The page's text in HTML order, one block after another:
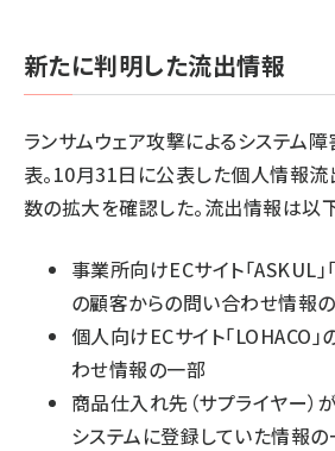
新たに判明した流出情報
ランサムウェア攻撃によるシステム
表。10月31日に公表した個人情報流
数の拡大を確認した。流出情報は以
事業所向けECサイト「ASKUL」
の顧客からの問い合わせ情報
個人向けECサイト「LOHACO
わせ情報の一部
商品仕入れ先（サプライヤー）
システムに登録していた情報